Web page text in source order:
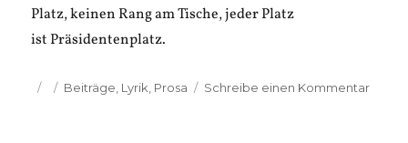
Platz, keinen Rang am Tische, jeder Platz
ist Präsidentenplatz.
Veröffentlicht
Kategorien
Beiträge Lyrik Prosa Schreibe einen Kommentarzu